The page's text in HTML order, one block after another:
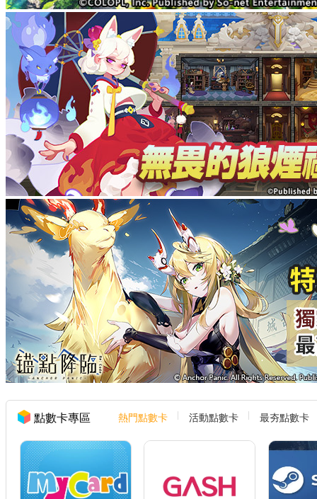
點數卡專區 熱門點數卡 活動點數卡 最夯點數卡